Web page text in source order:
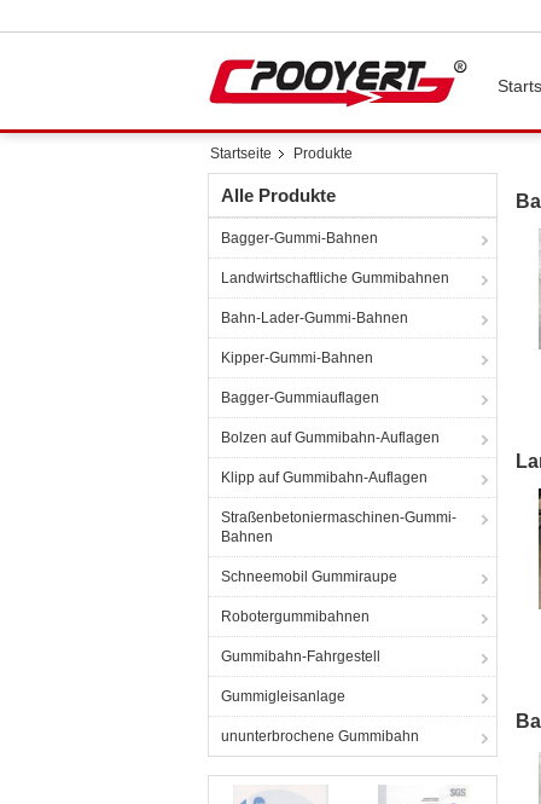
Startseite Produkte
Alle Produkte
Bagger-Gummi-Bahnen
Landwirtschaftliche Gummibahnen
Bahn-Lader-Gummi-Bahnen
Kipper-Gummi-Bahnen
Bagger-Gummiauflagen
Bolzen auf Gummibahn-Auflagen
Klipp auf Gummibahn-Auflagen
Straßenbetoniermaschinen-Gummi-
Bahnen
Schneemobil Gummiraupe
Robotergummibahnen
Gummibahn-Fahrgestell
Gummigleisanlage
ununterbrochene Gummibahn